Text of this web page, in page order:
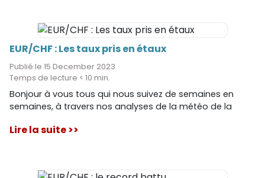
EUR/CHF : Les taux pris en étaux
Publié le 15 December 2023
Temps de lecture < 10 min.
Bonjour à vous tous qui nous suivez de semaines en
semaines, à travers nos analyses de la météo de la
Lire la suite >>